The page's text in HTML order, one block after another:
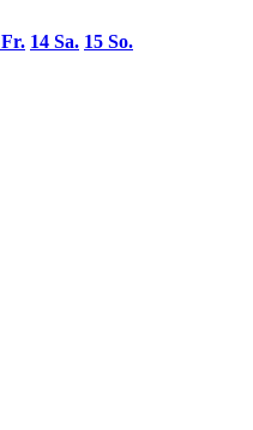
Fr. 14 Sa. 15 So.